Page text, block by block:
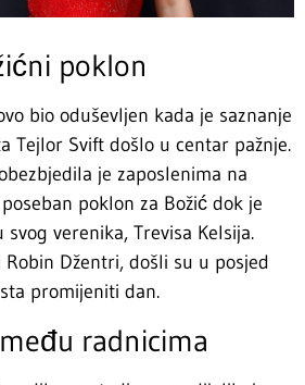
poklon
bio oduševljen kada je saznanje
Tejlor Svift došlo u centar pažnje.
je zaposlenima na
poklon za Božić dok je
verenika, Trevisa Kelsija.
Džentri, došli su u posjed
promijeniti dan.
radnicima